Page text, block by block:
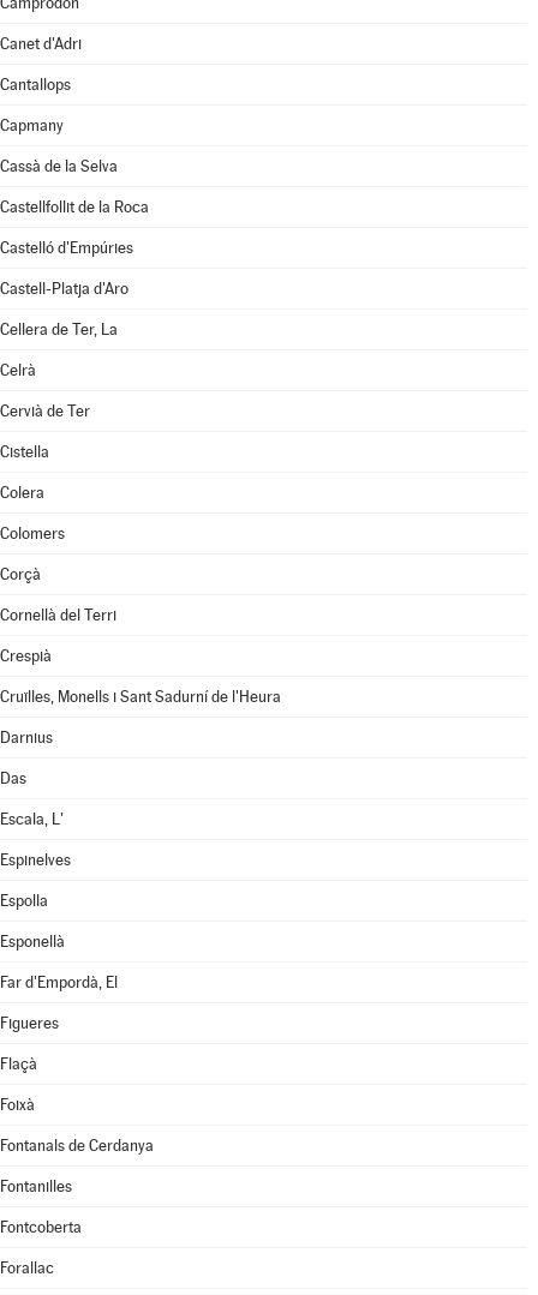
Canet d'Adri
Cantallops
Capmany
Cassà de la Selva
Castellfollit de la Roca
Castelló d'Empúries
Castell-Platja d'Aro
Cellera de Ter, La
Celrà
Cervià de Ter
Cistella
Colera
Colomers
Corçà
Cornellà del Terri
Crespià
Cruïlles, Monells i Sant Sadurní de l'Heura
Darnius
Das
Escala, L'
Espinelves
Espolla
Esponellà
Far d'Empordà, El
Figueres
Flaçà
Foixà
Fontanals de Cerdanya
Fontanilles
Fontcoberta
Forallac